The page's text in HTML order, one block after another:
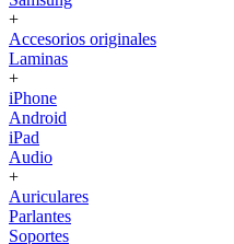
+
Accesorios originales
Laminas
+
iPhone
Android
iPad
Audio
+
Auriculares
Parlantes
Soportes